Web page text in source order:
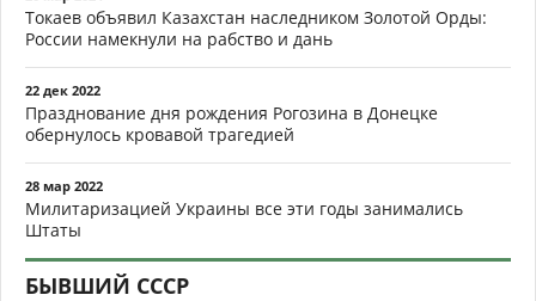
Токаев объявил Казахстан наследником Золотой Орды:
России намекнули на рабство и дань
22 дек 2022
Празднование дня рождения Рогозина в Донецке
обернулось кровавой трагедией
28 мар 2022
Милитаризацией Украины все эти годы занимались
Штаты
БЫВШИЙ СССР